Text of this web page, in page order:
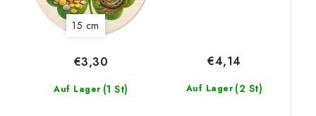
15 cm
Auf Lager (1 St)
€3,30
Auf Lager (2 St)
€4,14